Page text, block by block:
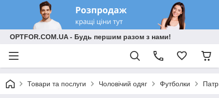
OPTFOR.COM.UA - Будь першим разом з нами!
Товари та послуги Чоловічий одяг Футболки